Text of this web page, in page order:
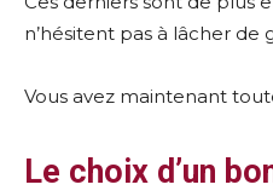
n’hésitent pas à lâcher de
Vous avez maintenant
Le choix d’un